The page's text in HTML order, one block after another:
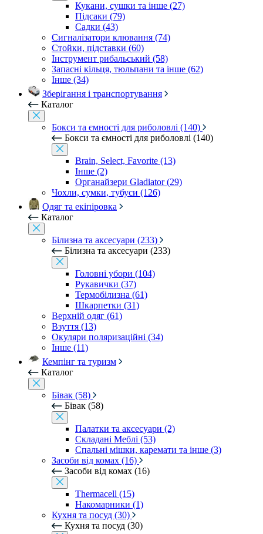
Кукани, сушки та інше (27)
Підсаки (79)
Садки (43)
Сигналізатори клювання (74)
Стойки, підставки (60)
Інструмент рибальський (58)
Запасні кільця, тюльпани та інше (62)
Інше (34)
Зберігання і транспортування
Каталог
Бокси та ємності для риболовлі (140)
Бокси та ємності для риболовлі (140)
Brain, Select, Favorite (13)
Інше (2)
Органайзери Gladiator (29)
Чохли, сумки, тубуси (126)
Одяг та екіпіровка
Каталог
Білизна та аксесуари (233)
Білизна та аксесуари (233)
Головні убори (104)
Рукавички (37)
Термобілизна (61)
Шкарпетки (31)
Верхній одяг (61)
Взуття (13)
Окуляри поляризаційні (34)
Інше (11)
Кемпінг та туризм
Каталог
Бівак (58)
Бівак (58)
Палатки та аксесуари (2)
Складані Меблі (53)
Спальні мішки, каремати та інше (3)
Засоби від комах (16)
Засоби від комах (16)
Thermacell (15)
Накомарники (1)
Кухня та посуд (30)
Кухня та посуд (30)